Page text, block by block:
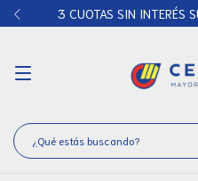
3 CUOTAS SIN INTERÉS